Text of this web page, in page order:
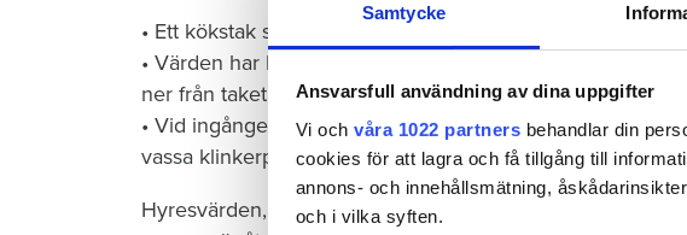
Samtycke
Ansvarsfull användning av dina uppgifter
Vi och våra 1022 partners behandlar din
cookies för att lagra och få tillgång till
annons- och innehållsmätning,
och i vilka syften.
• Ett kökstak som värden lagat efter en vattenskada är
• Värden har bytt ut en trasig hängränna på utsidan. Men
ner från taket och ut över ytterdörr och altan, eftersom de
• Vid ingången till ett av badrummen finns ett litet
vassa klinkerplattor ut, med risk för skärskador.
Hyresvärden, som alltså redan har gjort vissa insatser,